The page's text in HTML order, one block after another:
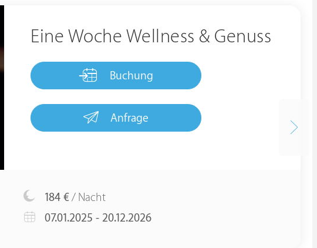
Eine Woche Wellness & Genuss
Buchung
Anfrage
184 €/ Nacht
07.01.2025 - 20.12.2026